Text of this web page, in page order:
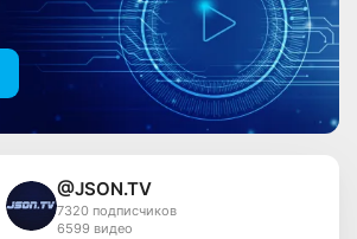
@JSON.TV
7320 подписчиков
6599 видео